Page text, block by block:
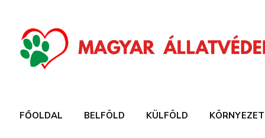
FŐOLDAL BELFÖLD KÜLFÖLD KÖRNYEZET